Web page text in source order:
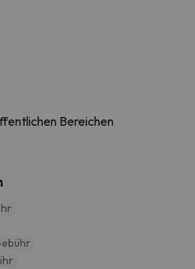
Bereichen